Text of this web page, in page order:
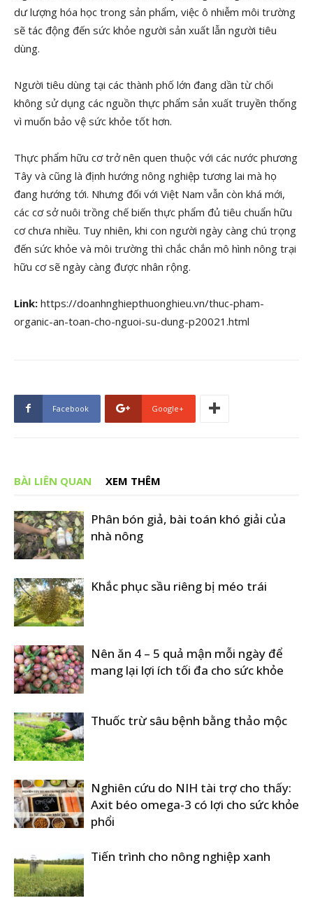
dư lượng hóa học trong sản phẩm, việc ô nhiễm môi trường
sẽ tác động đến sức khỏe người sản xuất lẫn người tiêu
dùng.
Người tiêu dùng tại các thành phố lớn đang dần từ chối
không sử dụng các nguồn thực phẩm sản xuất truyền thống
vì muốn bảo vệ sức khỏe tốt hơn.
Thực phẩm hữu cơ trở nên quen thuộc với các nước phương
Tây và cũng là định hướng nông nghiệp tương lai mà họ
đang hướng tới. Nhưng đối với Việt Nam vẫn còn khá mới,
các cơ sở nuôi trồng chế biến thực phẩm đủ tiêu chuẩn hữu
cơ chưa nhiều. Tuy nhiên, khi con người ngày càng chú trọng
đến sức khỏe và môi trường thì chắc chắn mô hình nông trại
hữu cơ sẽ ngày càng được nhân rộng.
Link: https://doanhnghiepthuonghieu.vn/thuc-pham-
organic-an-toan-cho-nguoi-su-dung-p20021.html
Facebook Google+
BÀI LIÊN QUAN XEM THÊM
Phân bón giả, bài toán khó giải của
nhà nông
Khắc phục sầu riêng bị méo trái
Nên ăn 4 – 5 quả mận mỗi ngày để
mang lại lợi ích tối đa cho sức khỏe
Thuốc trừ sâu bệnh bằng thảo mộc
Nghiên cứu do NIH tài trợ cho thấy:
Axit béo omega-3 có lợi cho sức khỏe
phổi
Tiến trình cho nông nghiệp xanh